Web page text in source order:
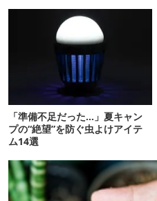
「準備不足だった…」夏キャン
プの“絶望”を防ぐ虫よけアイテ
ム14選